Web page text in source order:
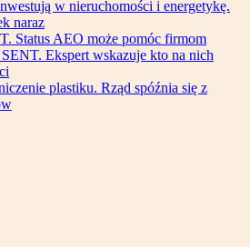
w nieruchomości i energetykę.
naraz
Status AEO może pomóc firmom
Ekspert wskazuje kto na nich
plastiku. Rząd spóźnia się z